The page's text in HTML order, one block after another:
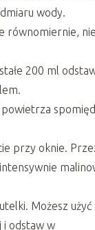
wody.
równomiernie,
200 ml
powietrza
przy oknie.
Możesz użyć
i odstaw w